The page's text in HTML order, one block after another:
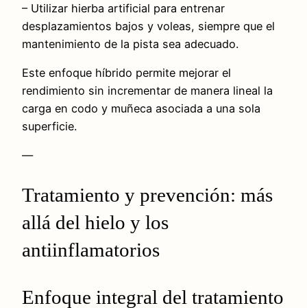
– Utilizar hierba artificial para entrenar
desplazamientos bajos y voleas, siempre que el
mantenimiento de la pista sea adecuado.
Este enfoque híbrido permite mejorar el
rendimiento sin incrementar de manera lineal la
carga en codo y muñeca asociada a una sola
superficie.
—
Tratamiento y prevención: más
allá del hielo y los
antiinflamatorios
Enfoque integral del tratamiento